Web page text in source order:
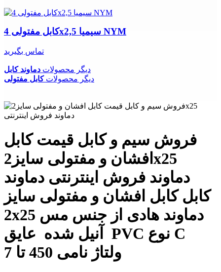
کابل مفتولی 4x2,5 سیمیا NYM
تماس بگیرید
دیگر محصولات دماوند کابل
دیگر محصولاتکابل مفتولی
فروش سیم و کابل قیمت کابل
افشان و مفتولی سایز2x25
دماوند فروش اینترنتی دماوند
کابل کابل افشان و مفتولی سایز
2x25 دماوند هادی از جنس مس
آنیل شده عایق PVC نوع C
ولتاژ نامی 450 تا 7